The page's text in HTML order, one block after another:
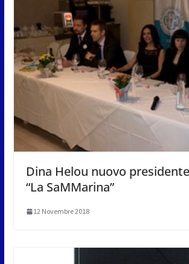
Dina Helou nuovo
“La SaMMarina”
12 Novembre 2018